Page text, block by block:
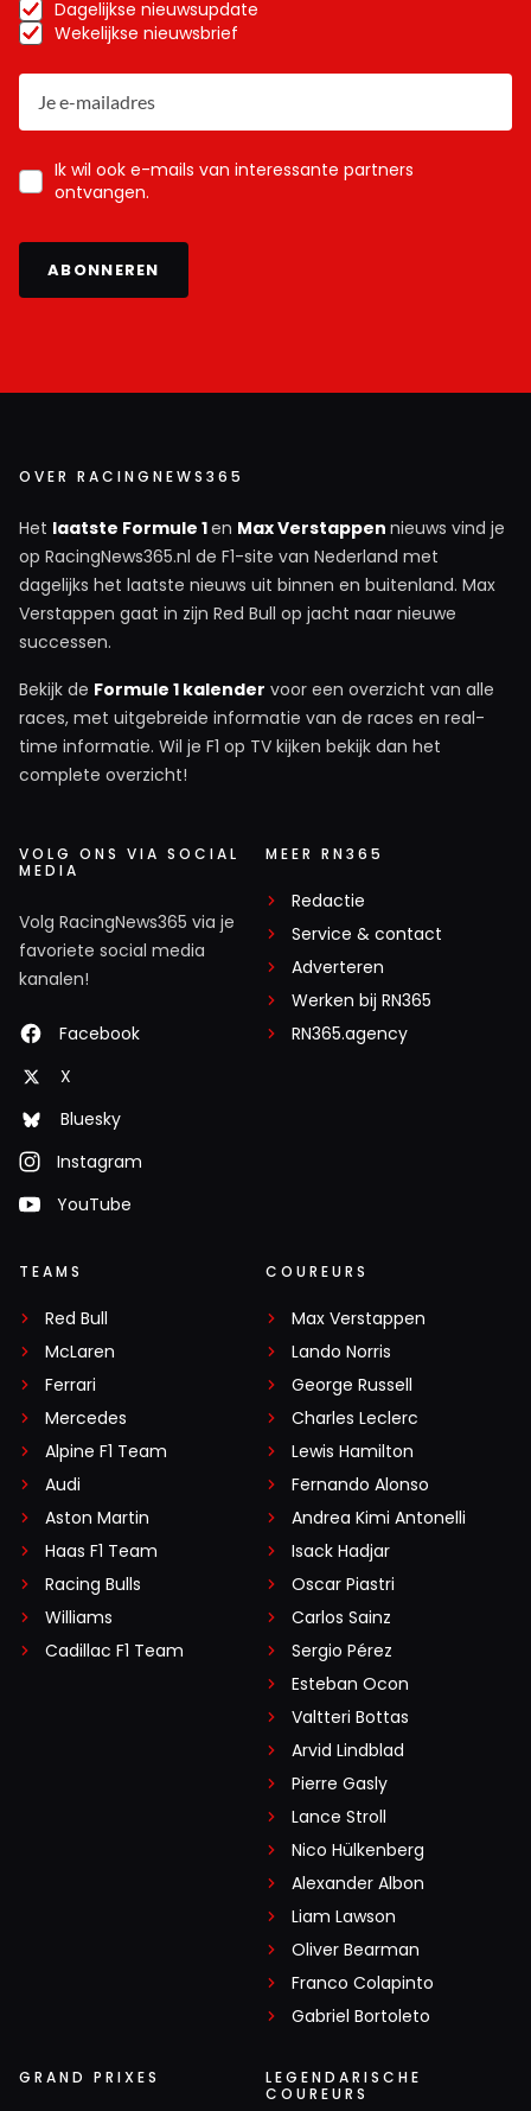
Dagelijkse nieuwsupdate
Wekelijkse nieuwsbrief
Ik wil ook e-mails van interessante partners
ontvangen.
ABONNEREN
OVER RACINGNEWS365
Het laatste Formule 1en Max Verstappen nieuws vind je
op RacingNews365.nl de F1-site van Nederland met
dagelijks het laatste nieuws uit binnen en buitenland. Max
Verstappen gaat in zijn Red Bull op jacht naar nieuwe
successen.
Bekijk de Formule 1 kalender voor een overzicht van alle
races, met uitgebreide informatie van de races en real-
time informatie. Wil je F1 op TV kijken bekijk dan het
complete overzicht!
VOLG ONS VIA SOCIAL
MEDIA
Volg RacingNews365 via je
favoriete social media
kanalen!
Facebook
X
Bluesky
Instagram
YouTube
MEER RN365
Redactie
Service & contact
Adverteren
Werken bij RN365
RN365.agency
TEAMS
Red Bull
McLaren
Ferrari
Mercedes
Alpine F1 Team
Audi
Aston Martin
Haas F1 Team
Racing Bulls
Williams
Cadillac F1 Team
COUREURS
Max Verstappen
Lando Norris
George Russell
Charles Leclerc
Lewis Hamilton
Fernando Alonso
Andrea Kimi Antonelli
Isack Hadjar
Oscar Piastri
Carlos Sainz
Sergio Pérez
Esteban Ocon
Valtteri Bottas
Arvid Lindblad
Pierre Gasly
Lance Stroll
Nico Hülkenberg
Alexander Albon
Liam Lawson
Oliver Bearman
Franco Colapinto
Gabriel Bortoleto
GRAND PRIXES
LEGENDARISCHE
COUREURS